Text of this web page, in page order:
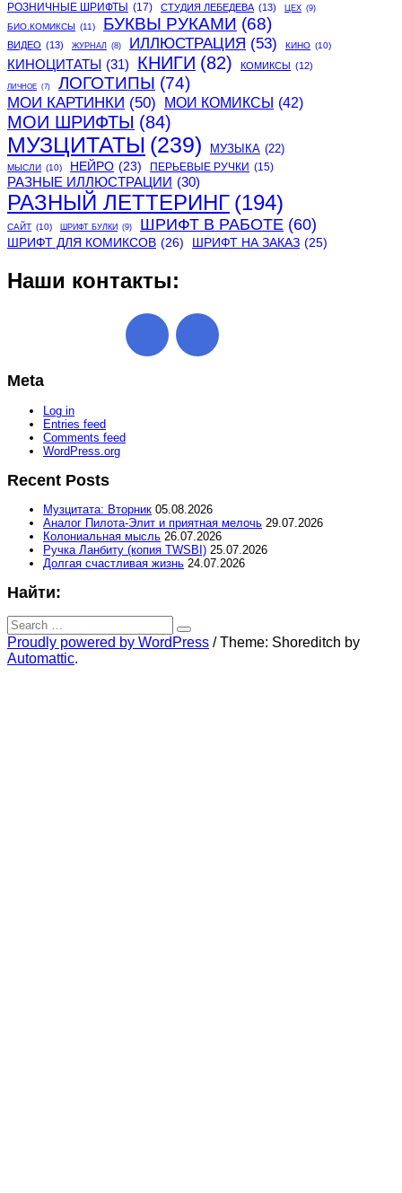
РОЗНИЧНЫЕ ШРИФТЫ (17) СТУДИЯ ЛЕБЕДЕВА (13) ЦЕХ (9)
БИО.КОМИКСЫ (11) БУКВЫ РУКАМИ (68)
ВИДЕО (13) ЖУРНАЛ (8) ИЛЛЮСТРАЦИЯ (53) КИНО (10)
КИНОЦИТАТЫ (31) КНИГИ (82) КОМИКСЫ (12)
ЛИЧНОЕ (7) ЛОГОТИПЫ (74)
МОИ КАРТИНКИ (50) МОИ КОМИКСЫ (42)
МОИ ШРИФТЫ (84)
МУЗЦИТАТЫ (239) МУЗЫКА (22)
МЫСЛИ (10) НЕЙРО (23) ПЕРЬЕВЫЕ РУЧКИ (15)
РАЗНЫЕ ИЛЛЮСТРАЦИИ (30)
РАЗНЫЙ ЛЕТТЕРИНГ (194)
САЙТ (10) ШРИФТ БУЛКИ (9) ШРИФТ В РАБОТЕ (60)
ШРИФТ ДЛЯ КОМИКСОВ (26) ШРИФТ НА ЗАКАЗ (25)
Наши контакты:
Meta
Log in
Entries feed
Comments feed
WordPress.org
Recent Posts
Музцитата: Вторник 05.08.2026
Аналог Пилота-Элит и приятная мелочь 29.07.2026
Колониальная мысль 26.07.2026
Ручка Ланбиту (копия TWSBI) 25.07.2026
Долгая счастливая жизнь 24.07.2026
Найти:
Search
for:
Search
Proudly powered by WordPress /Theme: Shoreditch by
Automattic.